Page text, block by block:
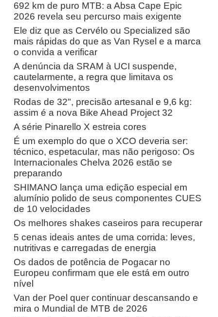
692 km de puro MTB: a Absa Cape Epic
2026 revela seu percurso mais exigente
Ele diz que as Cervélo ou Specialized são
mais rápidas do que as Van Rysel e a marca
o convida a verificar
A denúncia da SRAM à UCI suspende,
cautelarmente, a regra que limitava os
desenvolvimentos
Rodas de 32", precisão artesanal e 9,6 kg:
assim é a nova Bike Ahead Project 32
A série Pinarello X estreia cores
É um exemplo do que o XCO deveria ser:
técnico, espetacular, mas não perigoso: Os
Internacionales Chelva 2026 estão se
preparando
SHIMANO lança uma edição especial em
alumínio polido de seus componentes CUES
de 10 velocidades
Os melhores shakes caseiros para recuperar
5 cenas ideais antes de uma corrida: leves,
nutritivas e carregadas de energia
Os dados de potência de Pogacar no
Europeu confirmam que ele está em outro
nível
Van der Poel quer continuar descansando e
mira o Mundial de MTB de 2026